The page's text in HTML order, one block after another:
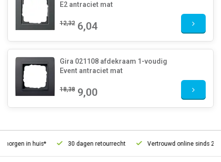
E2 antraciet mat
12,32 6,04
Gira 021108 afdekraam 1-voudig
Event antraciet mat
18,38 9,00
in huis* 30 dagen retourrecht Vertrouwd online sinds 2006